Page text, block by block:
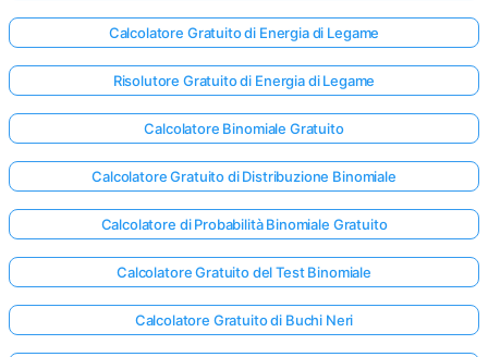
Calcolatore Gratuito di Energia di Legame
Risolutore Gratuito di Energia di Legame
Calcolatore Binomiale Gratuito
Calcolatore Gratuito di Distribuzione Binomiale
Calcolatore di Probabilità Binomiale Gratuito
Calcolatore Gratuito del Test Binomiale
Calcolatore Gratuito di Buchi Neri